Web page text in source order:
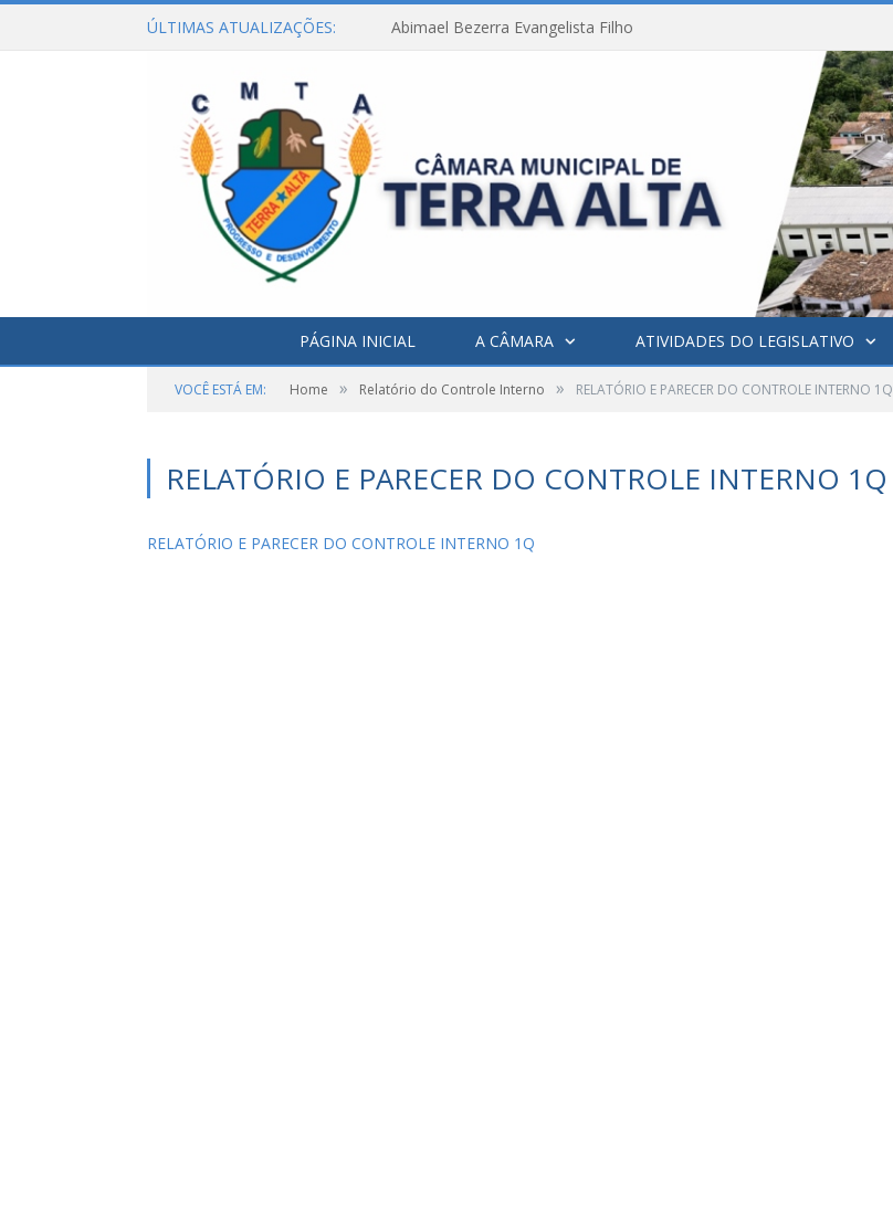
ÚLTIMAS ATUALIZAÇÕES: Abimael Bezerra Evangelista Filho
PÁGINA INICIAL A CÂMARA ATIVIDADES DO LEGISLATIVO
VOCÊ ESTÁ EM: Home » Relatório do Controle Interno » RELATÓRIO E PARECER DO CONTROLE INTERNO 1Q
RELATÓRIO E PARECER DO CONTROLE INTERNO 1Q
RELATÓRIO E PARECER DO CONTROLE INTERNO 1Q